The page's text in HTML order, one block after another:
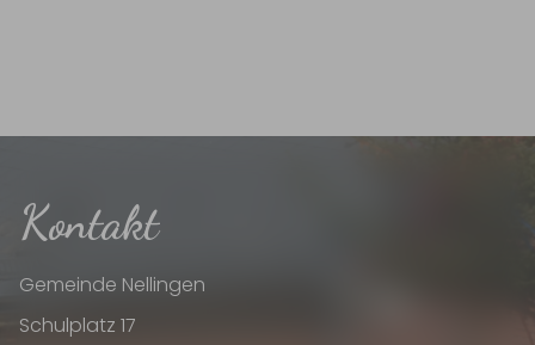
Kontakt
Gemeinde Nellingen
Schulplatz 17